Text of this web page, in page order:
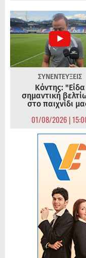
ΣΥΝΕΝΤΕΥΞΕΙΣ
Κόντης: "Είδα
σημαντική
στο παιχνίδι
01/08/2026 |